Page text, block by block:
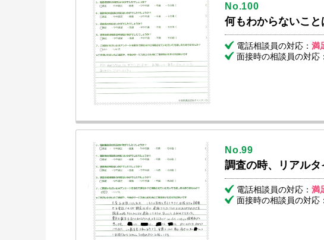
No.100
何もわからないこと
電話相談員の対応： 満
面接時の相談員の対応：
No.99
調査の時、リアルタ
電話相談員の対応： 満
面接時の相談員の対応：